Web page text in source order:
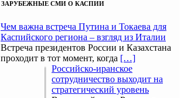
ЗАРУБЕЖНЫЕ СМИ О КАСПИИ
Чем важна встреча Путина и Токаева для
Каспийского региона – взгляд из Италии
Встреча президентов России и Казахстана
проходит в тот момент, когда […]
Российско-иранское
сотрудничество выходит на
стратегический уровень